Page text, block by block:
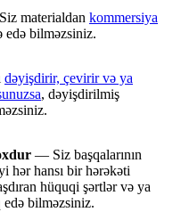
materialdan kommersiya
edə bilməzsiniz.
dəyişdirir, çevirir və ya
, dəyişdirilmiş
— Siz başqalarının
hər hansı bir hərəkəti
hüquqi şərtlər və ya
bilməzsiniz.